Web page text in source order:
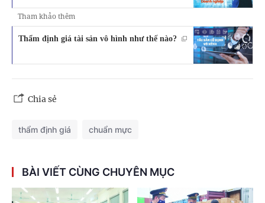
Tham khảo thêm
Thẩm định giá tài sản vô hình như thế nào?
Chia sẻ
thẩm định giá chuẩn mực
BÀI VIẾT CÙNG CHUYÊN MỤC